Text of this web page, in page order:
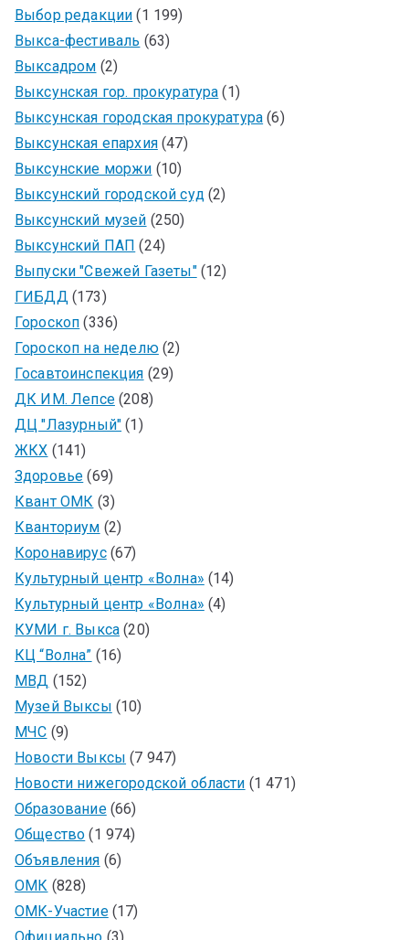
Выбор редакции (1 199)
Выкса-фестиваль (63)
Выксадром (2)
Выксунская гор. прокуратура (1)
Выксунская городская прокуратура (6)
Выксунская епархия(47)
Выксунские моржи (10)
Выксунский городской суд(2)
Выксунский музей (250)
Выксунский ПАП (24)
Выпуски "Свежей Газеты"(12)
ГИБДД(173)
Гороскоп (336)
Гороскоп на неделю(2)
Госавтоинспекция (29)
ДК ИМ. Лепсе(208)
ДЦ "Лазурный" (1)
ЖКХ (141)
Здоровье (69)
Квант ОМК (3)
Кванториум (2)
Коронавирус(67)
Культурный центр «Волна» (14)
Культурный центр «Волна» (4)
КУМИ г. Выкса (20)
КЦ “Волна” (16)
МВД (152)
Музей Выксы (10)
МЧС (9)
Новости Выксы (7 947)
Новости нижегородской области (1 471)
Образование(66)
Общество (1 974)
Объявления (6)
ОМК (828)
ОМК-Участие(17)